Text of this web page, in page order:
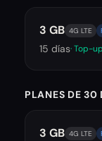
3 GB 4G LTE
15 días· Top-up
PLANES DE 30
3 GB 4G LTE